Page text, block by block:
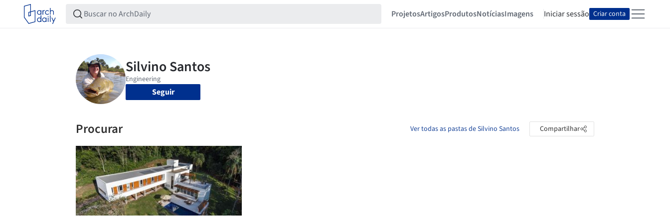
ProjetosArtigosProdutosNotíciasImagens Iniciar sessão Criar conta
Seguir
Procurar Ver todas as pastas de Silvino Santos Compartilhar